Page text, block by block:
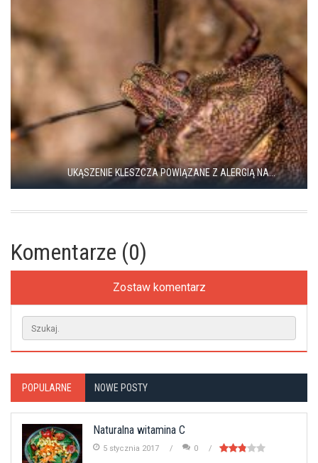
UKĄSZENIE KLESZCZA POWIĄZANE Z ALERGIĄ NA...
Komentarze (0)
Zostaw komentarz
POPULARNE NOWE POSTY
Naturalna witamina C
5 stycznia 2017 0